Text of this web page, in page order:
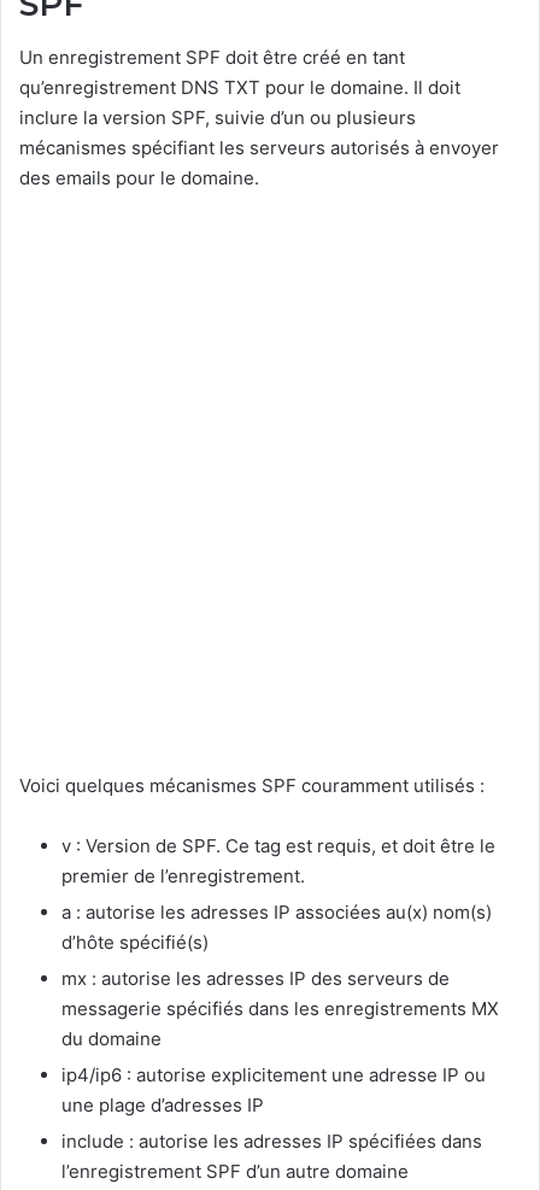
Un enregistrement SPF doit être créé en tant
qu’enregistrement DNS TXT pour le domaine. Il doit
inclure la version SPF, suivie d’un ou plusieurs
mécanismes spécifiant les serveurs autorisés à envoyer
des emails pour le domaine.
Voici quelques mécanismes SPF couramment utilisés :
v : Version de SPF. Ce tag est requis, et doit être le
premier de l’enregistrement.
a : autorise les adresses IP associées au(x) nom(s)
d’hôte spécifié(s)
mx : autorise les adresses IP des serveurs de
messagerie spécifiés dans les enregistrements MX
du domaine
ip4/ip6 : autorise explicitement une adresse IP ou
une plage d’adresses IP
include : autorise les adresses IP spécifiées dans
l’enregistrement SPF d’un autre domaine